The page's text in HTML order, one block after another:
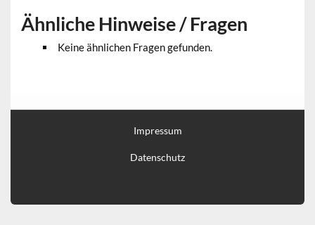
Ähnliche Hinweise / Fragen
Keine ähnlichen Fragen gefunden.
Impressum
Datenschutz